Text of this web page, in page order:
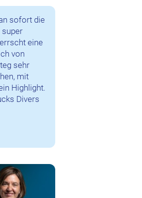
sofort die
super
eine
von
sehr
mit
Highlight.
Divers